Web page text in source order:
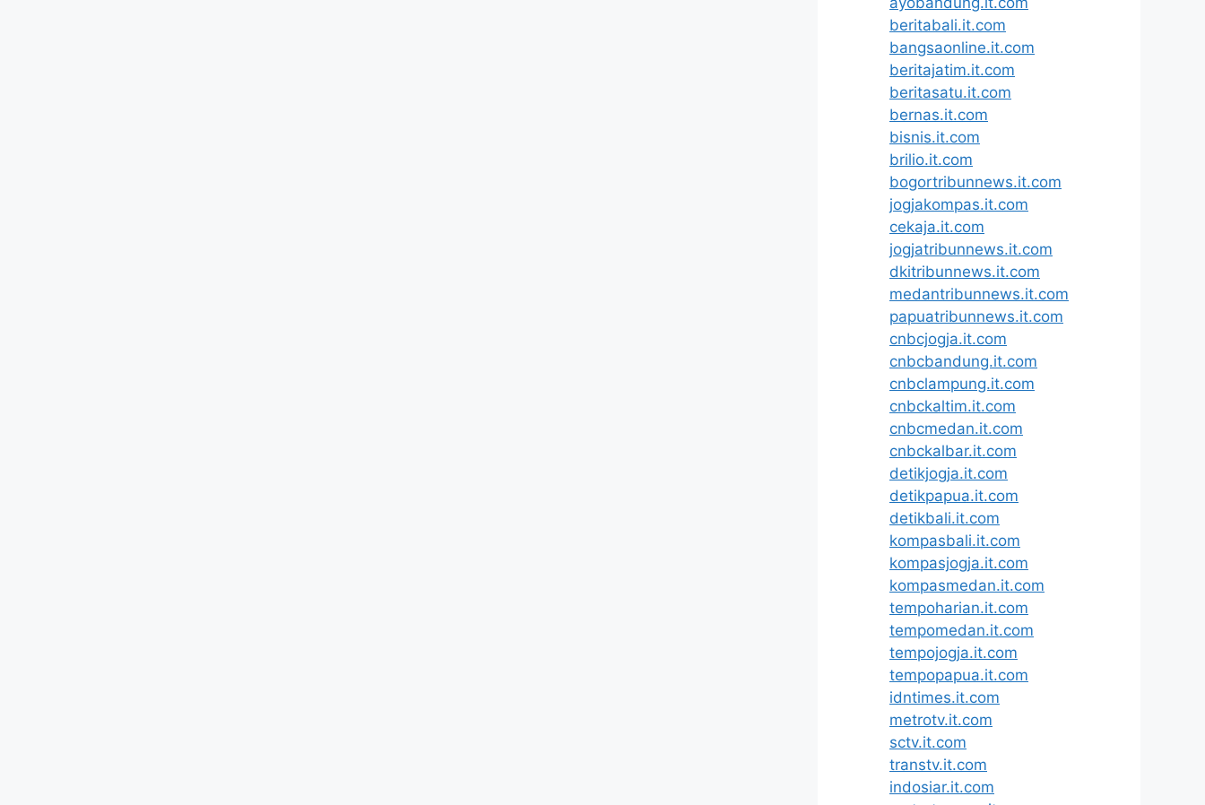
beritabali.it.com
bangsaonline.it.com
beritajatim.it.com
beritasatu.it.com
bernas.it.com
bisnis.it.com
brilio.it.com
bogortribunnews.it.com
jogjakompas.it.com
cekaja.it.com
jogjatribunnews.it.com
dkitribunnews.it.com
medantribunnews.it.com
papuatribunnews.it.com
cnbcjogja.it.com
cnbcbandung.it.com
cnbclampung.it.com
cnbckaltim.it.com
cnbcmedan.it.com
cnbckalbar.it.com
detikjogja.it.com
detikpapua.it.com
detikbali.it.com
kompasbali.it.com
kompasjogja.it.com
kompasmedan.it.com
tempoharian.it.com
tempomedan.it.com
tempojogja.it.com
tempopapua.it.com
idntimes.it.com
metrotv.it.com
sctv.it.com
transtv.it.com
indosiar.it.com